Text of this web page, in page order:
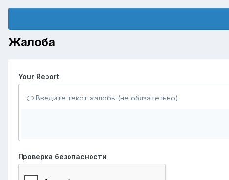
Жалоба
Your Report
Введите текст жалобы (не обязательно).
Проверка безопасности